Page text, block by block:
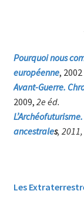
Pourquoi nous
européenne, 2002
Avant-Guerre.
2009, 2e éd.
ancestrales,
Les